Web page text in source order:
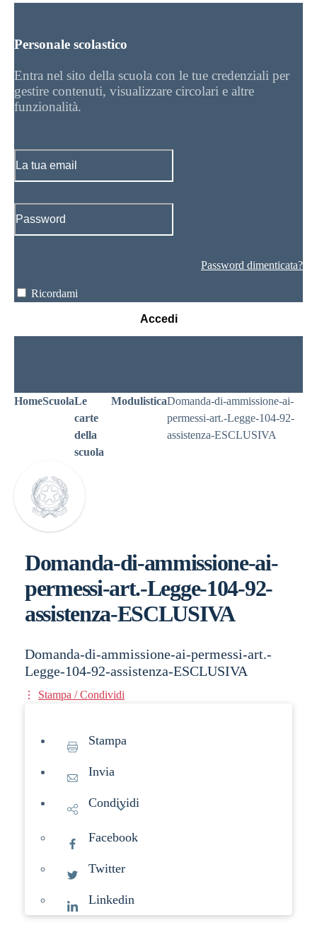
Personale scolastico
Entra nel sito della scuola con le tue credenziali per
gestire contenuti, visualizzare circolari e altre
funzionalità.
Password dimenticata?
Ricordami
Accedi
HomeScuolaLe
carte
della
scuola
ModulisticaDomanda-di-ammissione-ai-
permessi-art.-Legge-104-92-
assistenza-ESCLUSIVA
Domanda-di-ammissione-ai-
permessi-art.-Legge-104-92-
assistenza-ESCLUSIVA
Domanda-di-ammissione-ai-permessi-art.-
Legge-104-92-assistenza-ESCLUSIVA
Stampa / Condividi
Stampa
Invia
Condividi
Facebook
Twitter
Linkedin